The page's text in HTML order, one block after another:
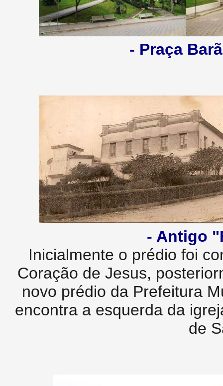
- Praça
- Antigo
Inicialmente o prédio foi
Coração de Jesus,
novo prédio da Prefeitura
encontra a esquerda da
de